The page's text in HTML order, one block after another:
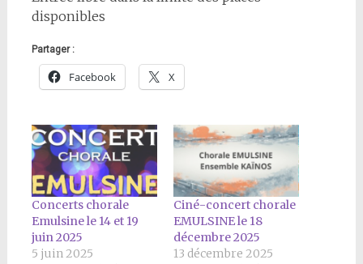
disponibles
Partager :
Facebook X
Concerts chorale
Emulsine le 14 et 19
juin 2025
5 juin 2025
Ciné-concert chorale
EMULSINE le 18
décembre 2025
13 décembre 2025